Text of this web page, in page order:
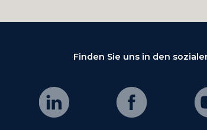
Finden Sie uns in den